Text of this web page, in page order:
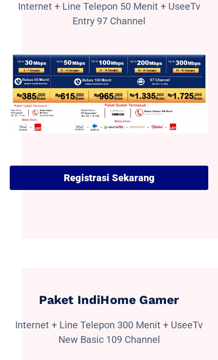
Internet + Line Telepon 50 Menit + UseeTv
Entry 97 Channel
Registrasi Sekarang
Paket IndiHome Gamer
Internet + Line Telepon 300 Menit + UseeTv
New Basic 109 Channel